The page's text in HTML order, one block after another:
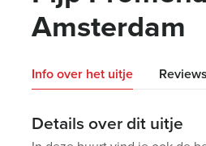
Amsterdam
Info over het uitje Reviews
Details over dit uitje